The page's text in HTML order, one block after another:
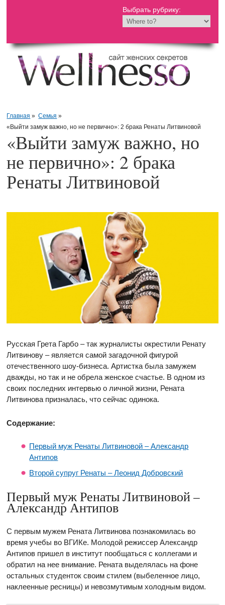
Выбрать рубрику:
Главная » Семья »
«Выйти замуж важно, но не первично»: 2 брака Ренаты Литвиновой
«Выйти замуж важно, но
не первично»: 2 брака
Ренаты Литвиновой
Русская Грета Гарбо – так журналисты окрестили Ренату
Литвинову – является самой загадочной фигурой
отечественного шоу-бизнеса. Артистка была замужем
дважды, но так и не обрела женское счастье. В одном из
своих последних интервью о личной жизни, Рената
Литвинова призналась, что сейчас одинока.
Содержание:
Первый муж Ренаты Литвиновой – Александр
Антипов
Второй супруг Ренаты – Леонид Добровский
Первый муж Ренаты Литвиновой –
Александр Антипов
С первым мужем Рената Литвинова познакомилась во
время учебы во ВГИКе. Молодой режиссер Александр
Антипов пришел в институт пообщаться с коллегами и
обратил на нее внимание. Рената выделялась на фоне
остальных студенток своим стилем (выбеленное лицо,
наклеенные ресницы) и невозмутимым холодным видом.